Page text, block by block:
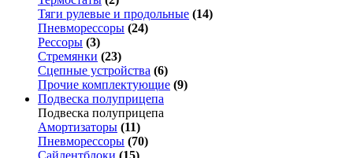
Тяги рулевые и продольные (14)
Пневморессоры (24)
Рессоры (3)
Стремянки (23)
Сцепные устройства (6)
Прочие комплектующие (9)
Подвеска полуприцепа
Подвеска полуприцепа
Амортизаторы (11)
Пневморессоры (70)
Сайлентблоки (15)